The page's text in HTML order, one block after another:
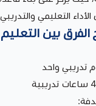
التعليمي
الفرق بين
تدريبي واحد